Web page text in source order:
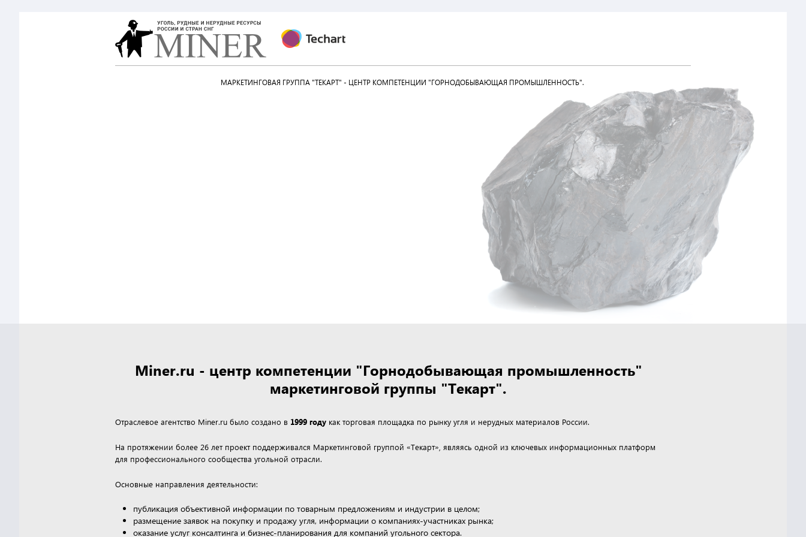
МАРКЕТИНГОВАЯ ГРУППА "ТЕКАРТ" - ЦЕНТР КОМПЕТЕНЦИИ "ГОРНОДОБЫВАЮЩАЯ ПРОМЫШЛЕННОСТЬ".
Miner.ru - центр компетенции "Горнодобывающая промышленность"
маркетинговой группы "Текарт".
Отраслевое агентство Miner.ru было создано в 1999 году как торговая площадка по рынку угля и нерудных материалов России.
На протяжении более 26 лет проект поддерживался Маркетинговой группой «Текарт», являясь одной из ключевых информационных платформ
для профессионального сообщества угольной отрасли.
Основные направления деятельности:
публикация объективной информации по товарным предложениям и индустрии в целом;
размещение заявок на покупку и продажу угля, информации о компаниях-участниках рынка;
оказание услуг консалтинга и бизнес-планирования для компаний угольного сектора.